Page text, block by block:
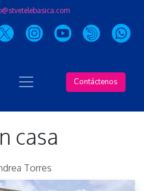
Contáctenos
casa
Torres